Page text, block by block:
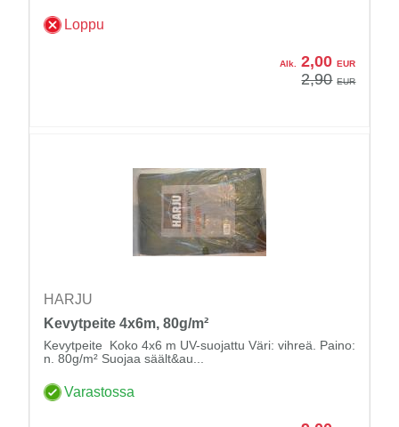
Loppu
Alk. 2,00 EUR
2,90 EUR
HARJU
Kevytpeite 4x6m, 80g/m²
Kevytpeite Koko 4x6 m UV-suojattu Väri: vihreä. Paino:
n. 80g/m² Suojaa säält&au...
Varastossa